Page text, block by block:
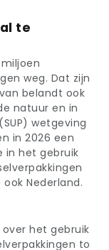
te
weg. Dat zijn
belandt ook
natuur en in
wetgeving
in 2026 een
in het gebruik
Nederland.
over het gebruik
to